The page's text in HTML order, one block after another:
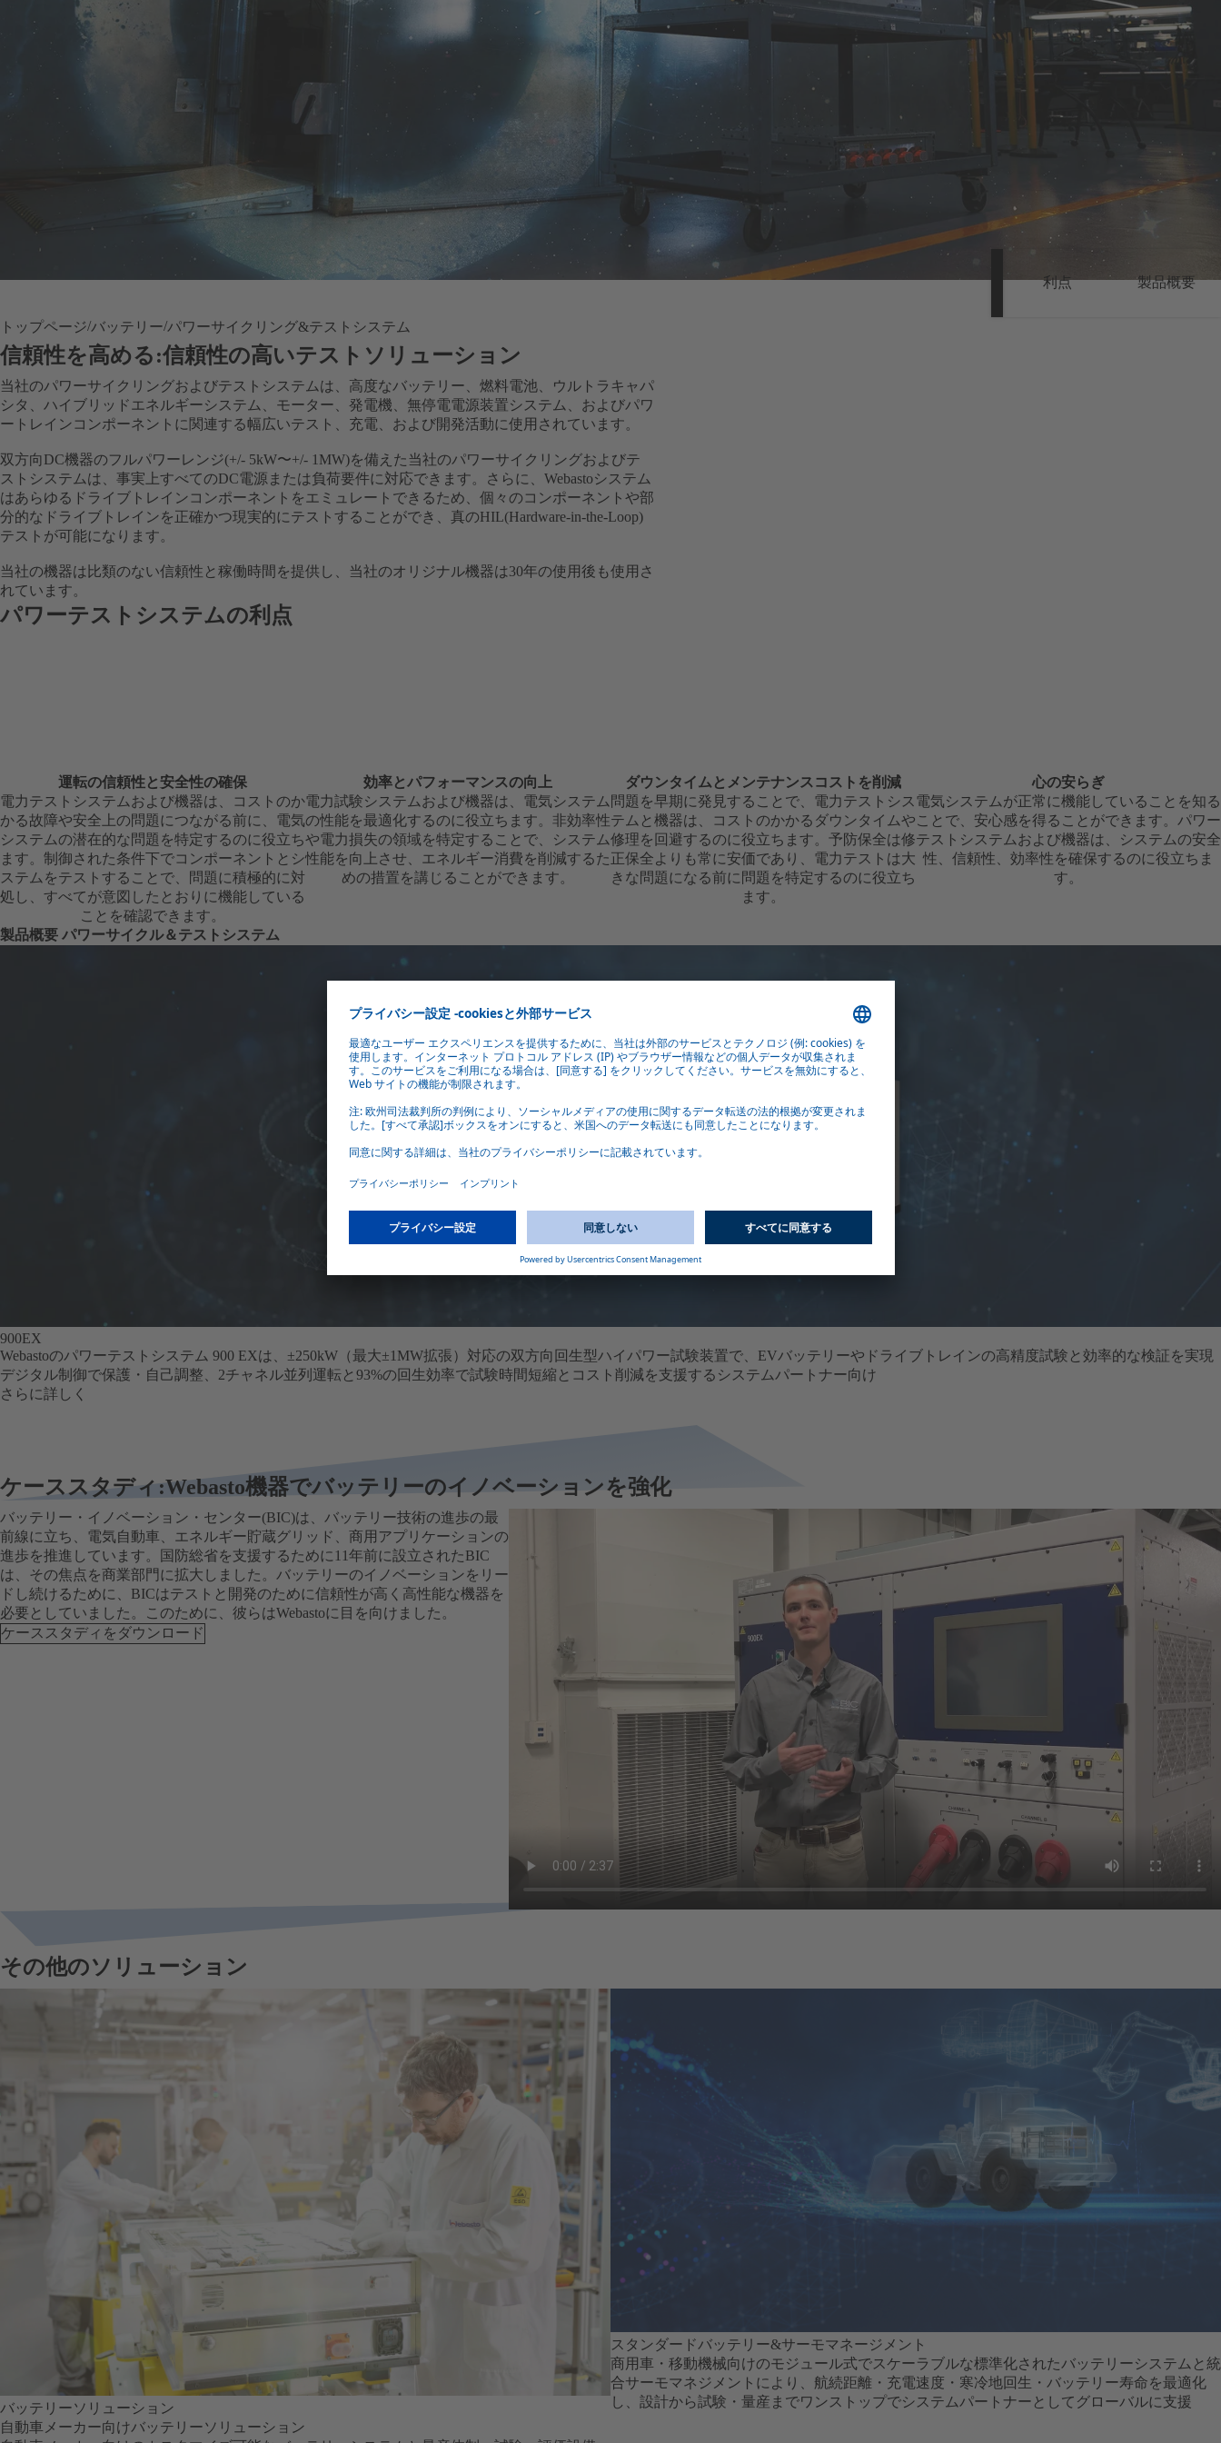
利点 製品概要
トップページ バッテリー パワーサイクリング&テストシステム
信頼性を高める:信頼性の高いテストソリューション
当社のパワーサイクリングおよびテストシステムは、高度なバッテリー、燃料電池、ウルトラキャパ
シタ、ハイブリッドエネルギーシステム、モーター、発電機、無停電電源装置システム、およびパワ
ートレインコンポーネントに関連する幅広いテスト、充電、および開発活動に使用されています。
双方向DC機器のフルパワーレンジ(+/- 5kW〜+/- 1MW)を備えた当社のパワーサイクリングおよびテ
ストシステムは、事実上すべてのDC電源または負荷要件に対応できます。さらに、Webastoシステム
はあらゆるドライブトレインコンポーネントをエミュレートできるため、個々のコンポーネントや部
分的なドライブトレインを正確かつ現実的にテストすることができ、真のHIL(Hardware-in-the-Loop)
テストが可能になります。
当社の機器は比類のない信頼性と稼働時間を提供し、当社のオリジナル機器は30年の使用後も使用さ
れています。
パワーテストシステムの利点
運転の信頼性と安全性の確保
電力テストシステムおよび機器は、コストのか
かる故障や安全上の問題につながる前に、電気
システムの潜在的な問題を特定するのに役立ち
ます。制御された条件下でコンポーネントとシ
ステムをテストすることで、問題に積極的に対
処し、すべてが意図したとおりに機能している
ことを確認できます。
効率とパフォーマンスの向上
電力試験システムおよび機器は、電気システム
の性能を最適化するのに役立ちます。非効率性
や電力損失の領域を特定することで、システム
性能を向上させ、エネルギー消費を削減するた
めの措置を講じることができます。
ダウンタイムとメンテナンスコストを削減
問題を早期に発見することで、電力テストシス
テムと機器は、コストのかかるダウンタイムや
修理を回避するのに役立ちます。予防保全は修
正保全よりも常に安価であり、電力テストは大
きな問題になる前に問題を特定するのに役立ち
ます。
心の安らぎ
電気システムが正常に機能していることを知る
ことで、安心感を得ることができます。パワー
テストシステムおよび機器は、システムの安全
性、信頼性、効率性を確保するのに役立ちま
す。
製品概要 パワーサイクル＆テストシステム
900EX
Webastoのパワーテストシステム 900 EXは、±250kW（最大±1MW拡張）対応の双方向回生型ハイパワー試験装置で、EVバッテリーやドライブトレインの高精度試験と効率的な検証を実現
デジタル制御で保護・自己調整、2チャネル並列運転と93%の回生効率で試験時間短縮とコスト削減を支援するシステムパートナー向け
さらに詳しく
ケーススタディ:Webasto機器でバッテリーのイノベーションを強化
バッテリー・イノベーション・センター(BIC)は、バッテリー技術の進歩の最
前線に立ち、電気自動車、エネルギー貯蔵グリッド、商用アプリケーションの
進歩を推進しています。国防総省を支援するために11年前に設立されたBIC
は、その焦点を商業部門に拡大しました。バッテリーのイノベーションをリー
ドし続けるために、BICはテストと開発のために信頼性が高く高性能な機器を
必要としていました。このために、彼らはWebastoに目を向けました。
ケーススタディをダウンロード
その他のソリューション
バッテリーソリューション
自動車メーカー向けバッテリーソリューション
スタンダードバッテリー&サーモマネージメント
商用車・移動機械向けのモジュール式でスケーラブルな標準化されたバッテリーシステムと統
合サーモマネジメントにより、航続距離・充電速度・寒冷地回生・バッテリー寿命を最適化
し、設計から試験・量産までワンストップでシステムパートナーとしてグローバルに支援